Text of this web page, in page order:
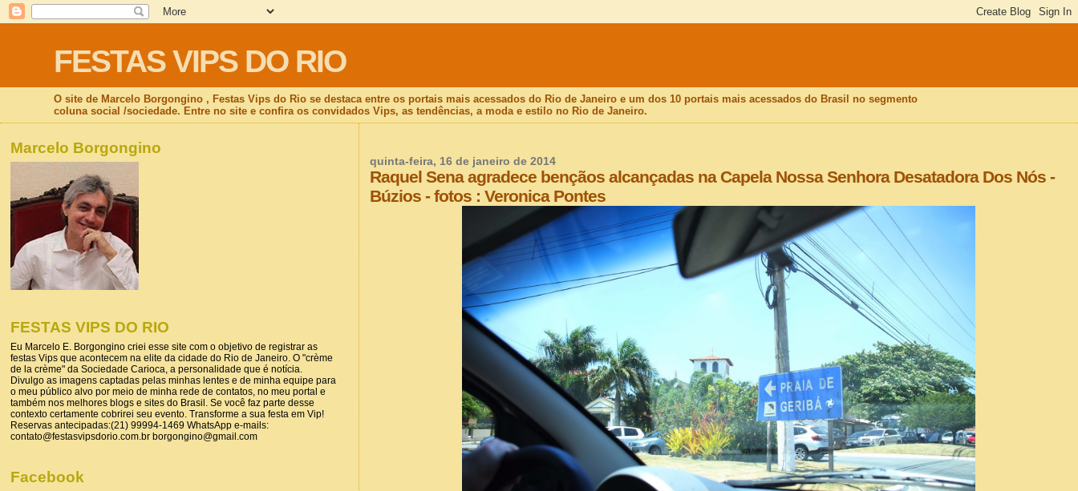
FESTAS VIPS DO RIO
O site de Marcelo Borgongino , Festas Vips do Rio se destaca entre os portais mais acessados do Rio de Janeiro e um dos 10 portais mais acessados do Brasil no segmento
coluna social /sociedade. Entre no site e confira os convidados Vips, as tendências, a moda e estilo no Rio de Janeiro.
quinta-feira, 16 de janeiro de 2014
Raquel Sena agradece bençãos alcançadas na Capela Nossa Senhora Desatadora Dos Nós -
Búzios - fotos : Veronica Pontes
Marcelo Borgongino
FESTAS VIPS DO RIO
Eu Marcelo E. Borgongino criei esse site com o objetivo de registrar as
festas Vips que acontecem na elite da cidade do Rio de Janeiro. O "crème
de la crème" da Sociedade Carioca, a personalidade que é notícia.
Divulgo as imagens captadas pelas minhas lentes e de minha equipe para
o meu público alvo por meio de minha rede de contatos, no meu portal e
também nos melhores blogs e sites do Brasil. Se você faz parte desse
contexto certamente cobrirei seu evento. Transforme a sua festa em Vip!
Reservas antecipadas:(21) 99994-1469 WhatsApp e-mails:
contato@festasvipsdorio.com.br borgongino@gmail.com
Facebook